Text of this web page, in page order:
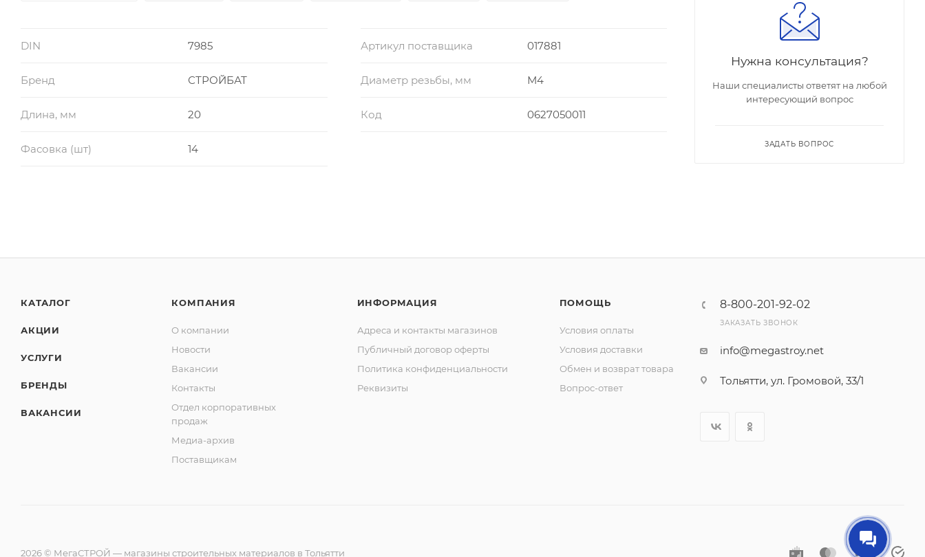
DIN 7985 Артикул поставщика 017881
Бренд СТРОЙБАТ Диаметр резьбы, мм М4
Длина, мм 20 Код 0627050011
Фасовка (шт) 14
Нужна консультация?
Наши специалисты ответят на любой
интересующий вопрос
ЗАДАТЬ ВОПРОС
КАТАЛОГ
АКЦИИ
УСЛУГИ
БРЕНДЫ
ВАКАНСИИ
КОМПАНИЯ
О компании
Новости
Вакансии
Контакты
Отдел корпоративных
продаж
Медиа-архив
Поставщикам
ИНФОРМАЦИЯ
Адреса и контакты магазинов
Публичный договор оферты
Политика конфиденциальности
Реквизиты
ПОМОЩЬ
Условия оплаты
Условия доставки
Обмен и возврат товара
Вопрос-ответ
8-800-201-92-02
ЗАКАЗАТЬ ЗВОНОК
info@megastroy.net
Тольятти, ул. Громовой, 33/1
2026 © МегаСТРОЙ — магазины строительных материалов в Тольятти